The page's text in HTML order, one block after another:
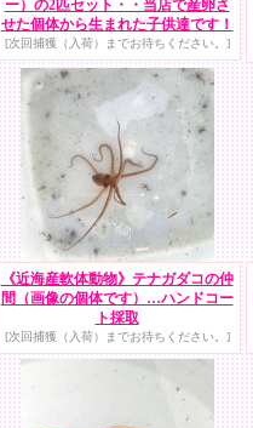
ー）の2匹セット・・当店で産卵さ
せた個体から生まれた子供達です！
[次回捕獲（入荷）までお待ちください。]
《近海産軟体動物》テナガダコの仲
間（画像の個体です）…ハンドコー
ト採取
[次回捕獲（入荷）までお待ちください。]